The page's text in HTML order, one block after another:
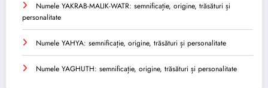
Numele YAKRAB-MALIK-WATR: semnificație, origine, trăsături și
personalitate
Numele YAHYA: semnificație, origine, trăsături și personalitate
Numele YAGHUTH: semnificație, origine, trăsături și personalitate